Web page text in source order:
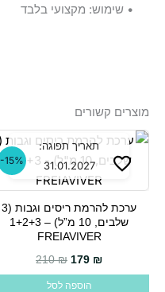
• שימוש: מקצועי בלבד
מוצרים קשורים
-15%
תאריך תפוגה:
31.01.2027
ערכת להרמת ריסים וגבות (3
שלבים, 10 מ”ל) – 1+2+3
FREIAVIVER
210₪ 179 ₪
הוספה לסל
המחיר המקורי היה: 369 ₪. המחיר הנוכחי הוא: 343 ₪.